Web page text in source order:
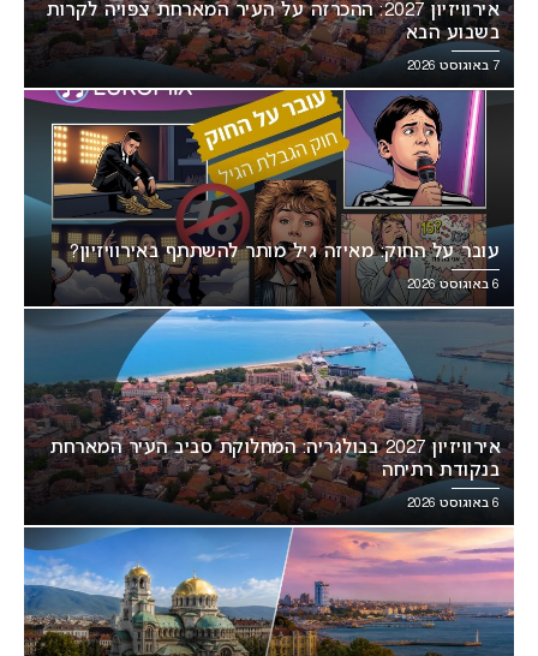
אירוויזיון 2027: ההכרזה על העיר המארחת צפויה לקרות
בשבוע הבא
7 באוגוסט 2026
עובר על החוק: מאיזה גיל מותר להשתתף באירוויזיון?
6 באוגוסט 2026
אירוויזיון 2027 בבולגריה: המחלוקת סביב העיר המארחת
בנקודת רתיחה
6 באוגוסט 2026